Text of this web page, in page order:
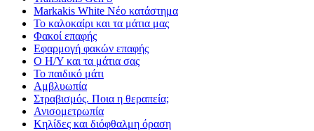
Markakis White Νέο κατάστημα
Το καλοκαίρι και τα μάτια μας
Φακοί επαφής
Εφαρμογή φακών επαφής
Ο Η/Υ και τα μάτια σας
Το παιδικό μάτι
Αμβλυωπία
Στραβισμός. Ποια η θεραπεία;
Ανισομετρωπία
Κηλίδες και διόφθαλμη όραση